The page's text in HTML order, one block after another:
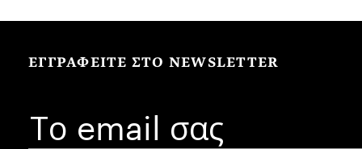
ΕΓΓΡΑΦΕΙΤΕ ΣΤΟ NEWSLETTER